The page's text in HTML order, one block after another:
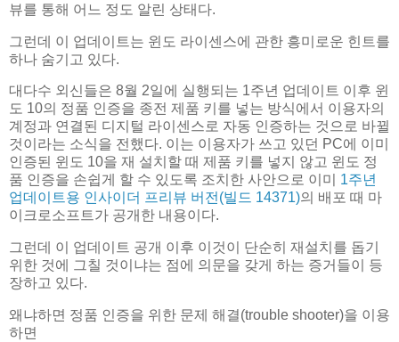
뷰를 통해 어느 정도 알린 상태다.
그런데 이 업데이트는 윈도 라이센스에 관한 흥미로운 힌트를
하나 숨기고 있다.
대다수 외신들은 8월 2일에 실행되는 1주년 업데이트 이후 윈
도 10의 정품 인증을 종전 제품 키를 넣는 방식에서 이용자의
계정과 연결된 디지털 라이센스로 자동 인증하는 것으로 바뀔
것이라는 소식을 전했다. 이는 이용자가 쓰고 있던 PC에 이미
인증된 윈도 10을 재 설치할 때 제품 키를 넣지 않고 윈도 정
품 인증을 손쉽게 할 수 있도록 조치한 사안으로 이미 1주년
업데이트용 인사이더 프리뷰 버전(빌드 14371)의 배포 때 마
이크로소프트가 공개한 내용이다.
그런데 이 업데이트 공개 이후 이것이 단순히 재설치를 돕기
위한 것에 그칠 것이냐는 점에 의문을 갖게 하는 증거들이 등
장하고 있다.
왜냐하면 정품 인증을 위한 문제 해결(trouble shooter)을 이용
하면